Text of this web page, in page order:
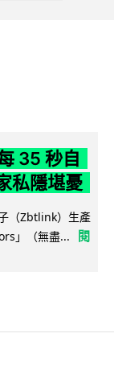
35 秒自
私隱堪憂
（Zbtlink）生產
」（無盡...
閱